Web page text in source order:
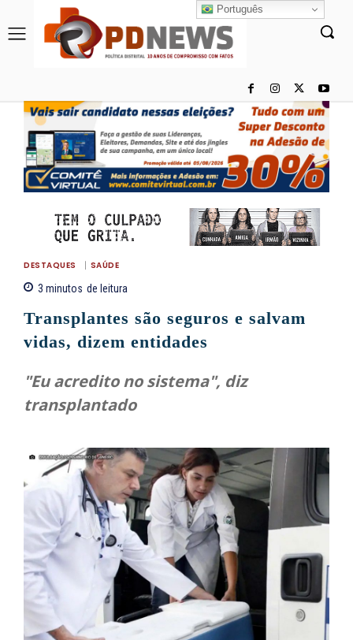
DESTAQUES SAÚDE
3 minutos de leitura
Transplantes são seguros e salvam
vidas, dizem entidades
"Eu acredito no sistema", diz
transplantado
Português